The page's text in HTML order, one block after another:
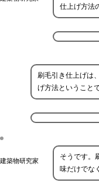
仕上げ方法
刷毛引き仕上げは
げ方法ということ
建築物研究家
そうです。
味だけでな